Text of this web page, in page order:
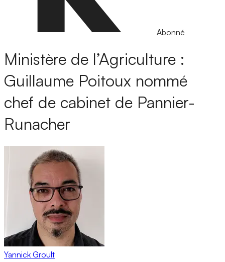
Abonné
Ministère de l’Agriculture :
Guillaume Poitoux nommé
chef de cabinet de Pannier-
Runacher
Yannick Groult